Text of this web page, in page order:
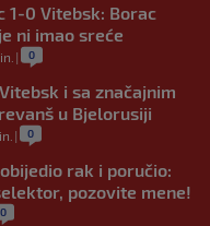
1-0 Vitebsk: Borac
ni imao sreće
| 0
i sa značajnim
u Bjelorusiji
| 0
rak i poručio:
pozovite mene!
0